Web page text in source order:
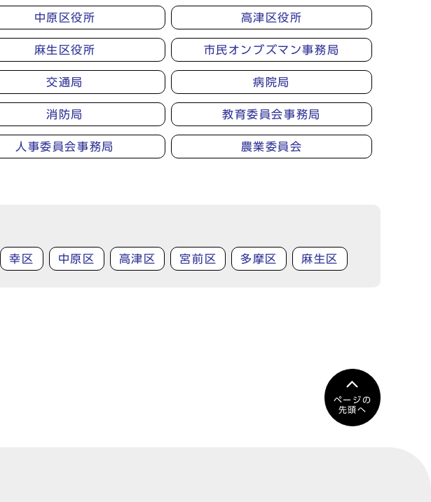
中原区役所 高津区役所
麻生区役所 市民オンブズマン事務局
交通局 病院局
消防局 教育委員会事務局
人事委員会事務局 農業委員会
幸区 中原区 高津区 宮前区 多摩区 麻生区
ページの
先頭へ